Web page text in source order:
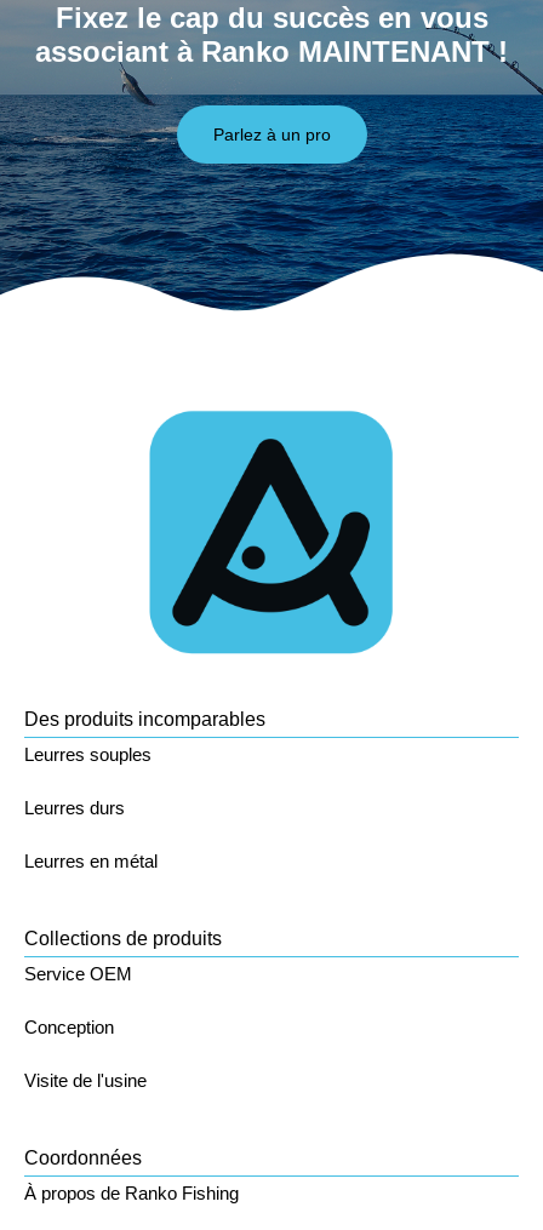
Fixez le cap du succès en vous
associant à Ranko MAINTENANT !
Parlez à un pro
Des produits incomparables
Leurres souples
Leurres durs
Leurres en métal
Collections de produits
Service OEM
Conception
Visite de l'usine
Coordonnées
À propos de Ranko Fishing